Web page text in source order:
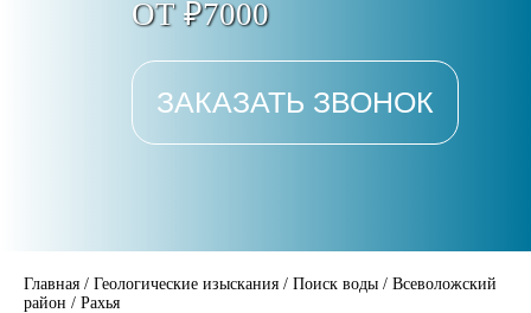
ОТ ₽7000
ЗАКАЗАТЬ ЗВОНОК
Главная / Геологические изыскания / Поиск воды / Всеволожский
район / Рахья